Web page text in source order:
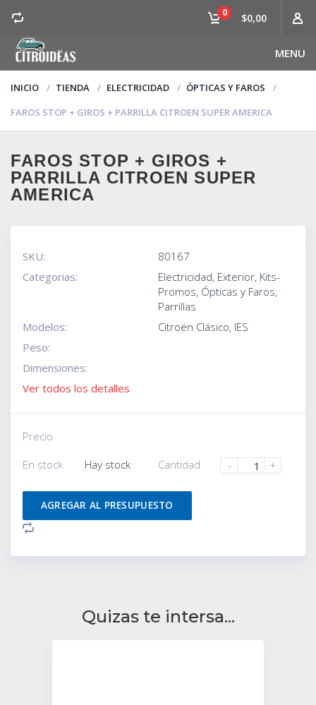
MENU
0 $0,00
INICIO TIENDA ELECTRICIDAD
ÓPTICAS Y FAROS
FAROS STOP + GIROS + PARRILLA CITROEN SUPER AMERICA
FAROS STOP + GIROS +
PARRILLA CITROEN SUPER
AMERICA
SKU:
80167
Categorias:
Electricidad, Exterior, Kits-
Promos, Ópticas y Faros,
Parrillas
Modelos:
Citroën Clásico, IES
Peso:
Dimensiones:
Ver todos los detalles
Precio
En stock
Hay stock Cantidad - +
AGREGAR AL PRESUPUESTO
Quizas te intersa...